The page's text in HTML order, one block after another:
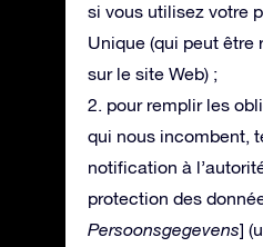
si vous utilisez votre
Unique (qui peut être
sur le site Web) ;
2. pour remplir les
qui nous incombent,
notification à
protection des
Persoonsgegevens]